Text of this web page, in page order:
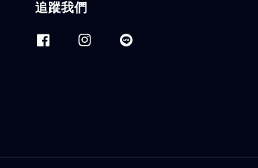
追蹤我們